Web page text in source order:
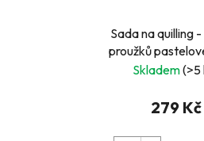
Sada na quilling
proužků
a
Skladem(>5
279 Kč